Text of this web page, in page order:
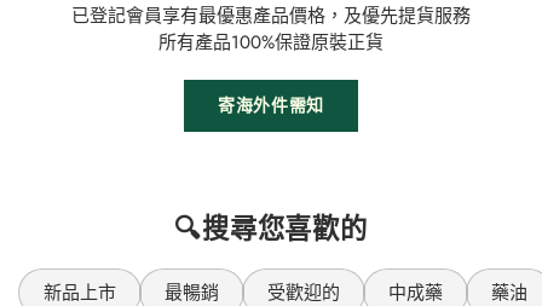
已登記會員享有最優惠產品價格，及優先提貨服務
所有產品100%保證原裝正貨
寄海外件需知
🔍搜尋您喜歡的
新品上市 最暢銷 受歡迎的 中成藥 藥油